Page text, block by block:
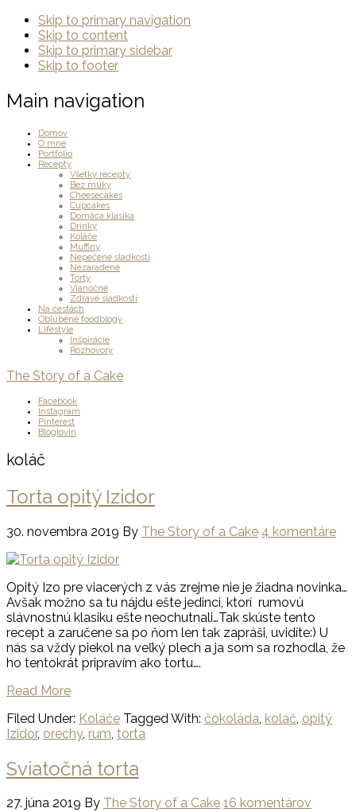
Skip to primary navigation
Skip to content
Skip to primary sidebar
Skip to footer
Main navigation
Domov
O mne
Portfólio
Recepty
Všetky recepty
Bez múky
Cheesecakes
Cupcakes
Domáca klasika
Drinky
Koláče
Muffiny
Nepečené sladkosti
Nezaradené
Torty
Vianočné
Zdravé sladkosti
Na cestách
Obľúbené foodblogy
Lifestyle
Inšpirácie
Rozhovory
The Story of a Cake
Facebook
Instagram
Pinterest
Bloglovin
koláč
Torta opitý Izidor
30. novembra 2019 By The Story of a Cake 4 komentáre
Opitý Izo pre viacerých z vás zrejme nie je žiadna novinka…
Avšak možno sa tu nájdu ešte jedinci, ktorí rumovú
slávnostnú klasiku ešte neochutnali…Tak skúste tento
recept a zaručene sa po ňom len tak zapráši, uvidíte:) U
nás sa vždy piekol na veľký plech a ja som sa rozhodla, že
ho tentokrát pripravím ako tortu….
Read More
Filed Under: Koláče Tagged With: čokoláda koláč opitý
Izidor, orechy, rum torta
Sviatočná torta
27. júna 2019 By The Story of a Cake 16 komentárov